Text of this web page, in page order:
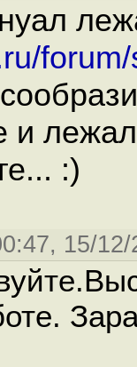
и
:)
15/12/